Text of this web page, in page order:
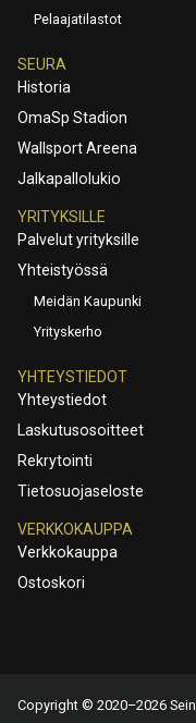
Pelaajatilastot
SEURA
Historia
OmaSp Stadion
Wallsport Areena
Jalkapallolukio
YRITYKSILLE
Palvelut yrityksille
Yhteistyössä
Meidän Kaupunki
Yrityskerho
YHTEYSTIEDOT
Yhteystiedot
Laskutusosoitteet
Rekrytointi
Tietosuojaseloste
VERKKOKAUPPA
Verkkokauppa
Ostoskori
Copyright © 2020–2026